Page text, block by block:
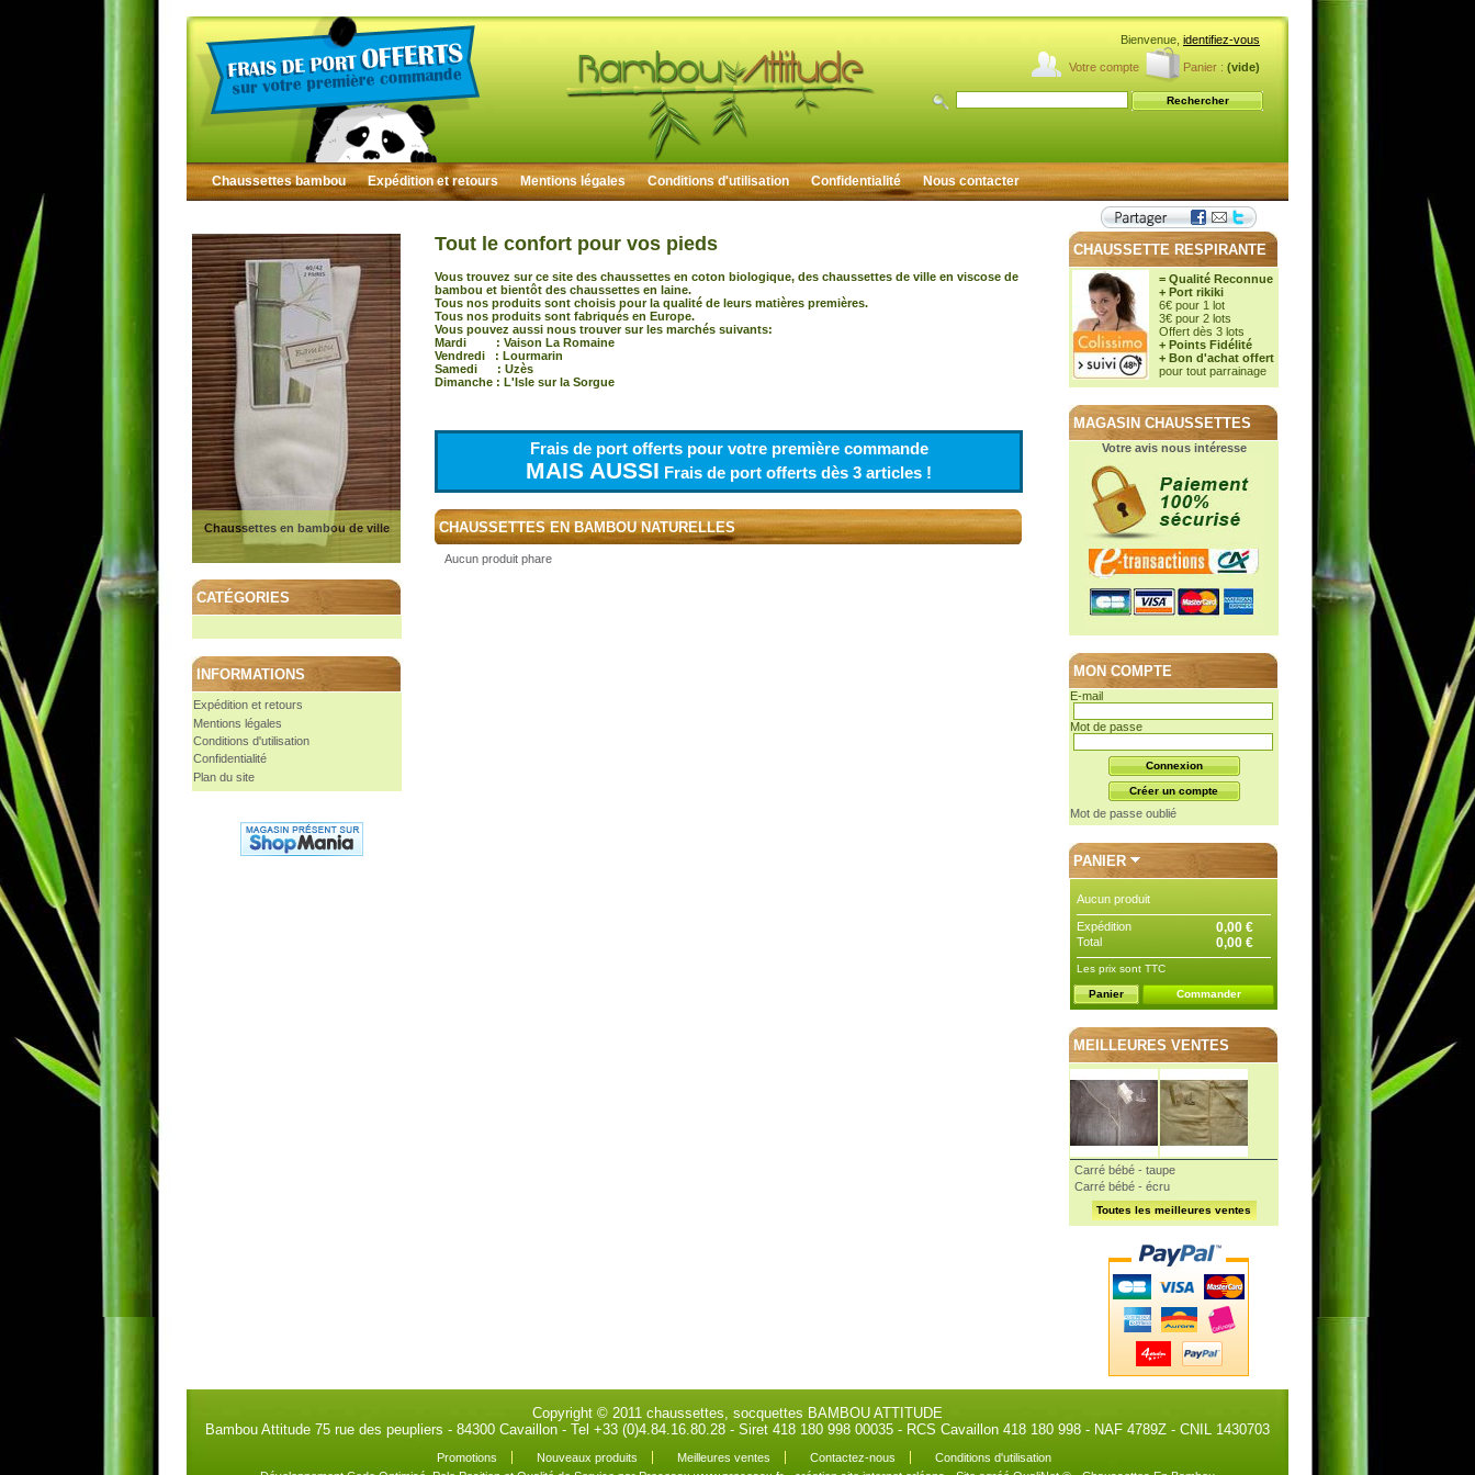
Bienvenue, identifiez-vous
Panier : (vide)
Votre compte
Chaussettes bambou Expédition et retours Mentions légales Conditions d'utilisation Confidentialité Nous contacter
Chaussettes en bambou de ville
CATÉGORIES
INFORMATIONS
Expédition et retours
Mentions légales
Conditions d'utilisation
Confidentialité
Plan du site
Tout le confort pour vos pieds
Vous trouvez sur ce site des chaussettes en coton biologique, des chaussettes de ville en viscose de
bambou et bientôt des chaussettes en laine.
Tous nos produits sont choisis pour la qualité de leurs matières premières.
Tous nos produits sont fabriqués en Europe.
Vous pouvez aussi nous trouver sur les marchés suivants:
Mardi : Vaison La Romaine
Vendredi : Lourmarin
Samedi : Uzès
Dimanche : L'Isle sur la Sorgue
Frais de port offerts pour votre première commande
MAIS AUSSI Frais de port offerts dès 3 articles !
CHAUSSETTES EN BAMBOU NATURELLES
Aucun produit phare
CHAUSSETTE RESPIRANTE
= Qualité Reconnue
+ Port rikiki
6€ pour 1 lot
3€ pour 2 lots
Offert dès 3 lots
+ Points Fidélité
+ Bon d'achat offert
pour tout parrainage
MAGASIN CHAUSSETTES
Votre avis nous intéresse
MON COMPTE
E-mail
Mot de passe
Mot de passe oublié
PANIER
Aucun produit
Expédition 0,00 €
Total 0,00 €
Les prix sont TTC
Panier Commander
MEILLEURES VENTES
Carré bébé - taupe
Carré bébé - écru
Toutes les meilleures ventes
Copyright © 2011 chaussettes, socquettes BAMBOU ATTITUDE
Bambou Attitude 75 rue des peupliers - 84300 Cavaillon - Tel +33 (0)4.84.16.80.28 - Siret 418 180 998 00035 - RCS Cavaillon 418 180 998 - NAF 4789Z - CNIL 1430703
Promotions Nouveaux produits Meilleures ventes Contactez-nous
Conditions d'utilisation